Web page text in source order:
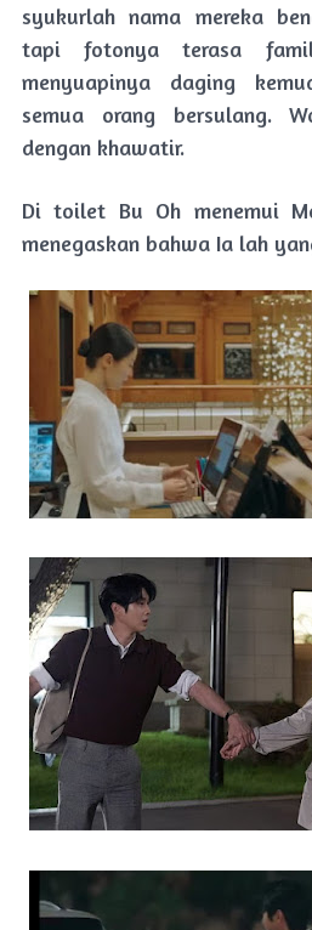
syukurlah nama mereka
tapi fotonya terasa
menyuapinya daging
semua orang bersulang.
dengan khawatir.
Di toilet Bu Oh menemui
menegaskan bahwa Ia lah